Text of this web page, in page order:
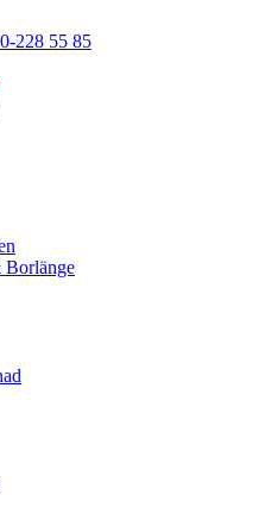
228 55 85
Borlänge